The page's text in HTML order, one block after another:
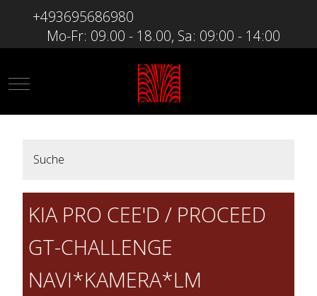
+493695686980
Mo-Fr: 09.00 - 18.00, Sa: 09:00 - 14:00
Mobile Menu Toggle
Suche
KIA PRO CEE'D / PROCEED
GT-CHALLENGE
NAVI*KAMERA*LM